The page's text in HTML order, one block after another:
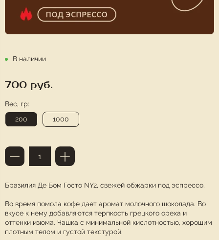
В наличии
700 руб.
Вес, гр:
200
1000
Бразилия Де Бом Госто NY2, свежей обжарки под эспрессо.
Во время помола кофе дает аромат молочного шоколада. Во
вкусе к нему добавляются терпкость грецкого ореха и
оттенки изюма. Чашка с минимальной кислотностью, хорошим
плотным телом и густой текстурой.